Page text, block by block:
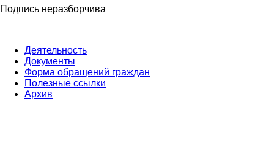
Подпись неразборчива
Деятельность
Документы
Форма обращений граждан
Полезные ссылки
Архив